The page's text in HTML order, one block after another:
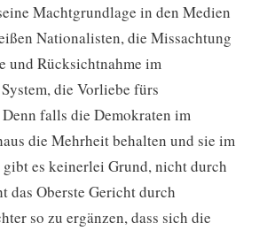
Machtgrundlage in den Medien
Nationalisten, die Missachtung
und Rücksichtnahme im
die Vorliebe fürs
falls die Demokraten im
die Mehrheit behalten und sie im
gibt es keinerlei Grund, nicht durch
das Oberste Gericht durch
so zu ergänzen, dass sich die